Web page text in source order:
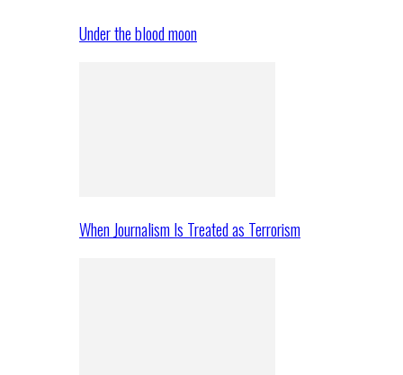
Under the blood moon
When Journalism Is Treated as Terrorism